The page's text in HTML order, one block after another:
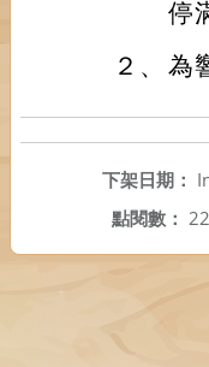
停
２、 為
下架日期：
點閱數：